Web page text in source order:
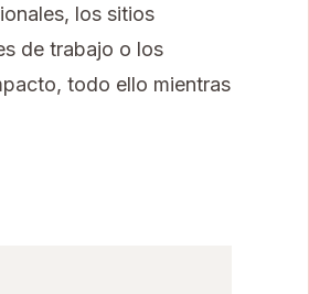
los sitios
de trabajo o los
todo ello mientras